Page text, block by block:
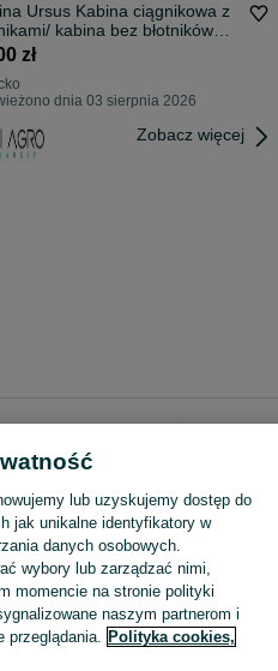
Ursus Kabina ciągnikowa z
kabina bez błotników
C-330 C360 C-360 MF235
całe PL --RATY--
zł
dnia 03 sierpnia 2026
Zobacz więcej
Części do maszyn rolniczych - Giżycko
Znajdź części do maszyn rolniczych na OLX.pl. Szeroka oferta komponentów dla traktorów, kombajnów i innych urządzeń w miejscowości Giżycko! Zobacz
lub uzyskujemy dostęp do
jak unikalne identyfikatory w
danych osobowych.
wybory lub zarządzać nimi,
momencie na stronie polityki
naszym partnerom i
przeglądania. Polityka cookies,